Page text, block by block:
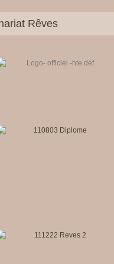
Rêves